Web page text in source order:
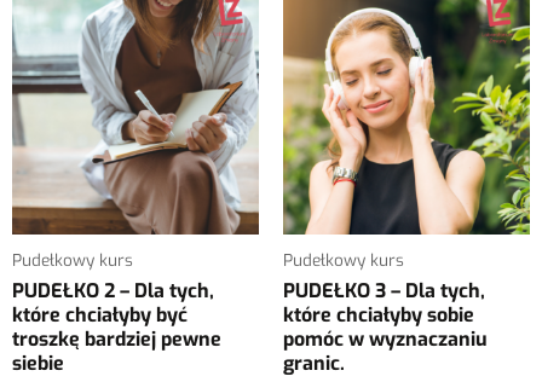
Pudełkowy kurs
PUDEŁKO 2 – Dla tych,
które chciałyby być
troszkę bardziej pewne
siebie
Pudełkowy kurs
PUDEŁKO 3 – Dla tych,
które chciałyby sobie
pomóc w wyznaczaniu
granic.